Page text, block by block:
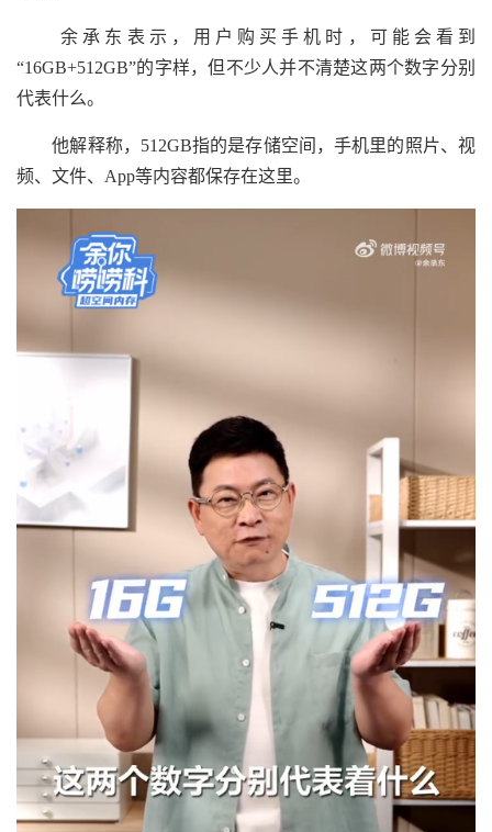
余承东表示，用户购买手机时，可能会看到
“16GB+512GB”的字样，但不少人并不清楚这两个数字分别
代表什么。
他解释称，512GB指的是存储空间，手机里的照片、视
频、文件、App等内容都保存在这里。